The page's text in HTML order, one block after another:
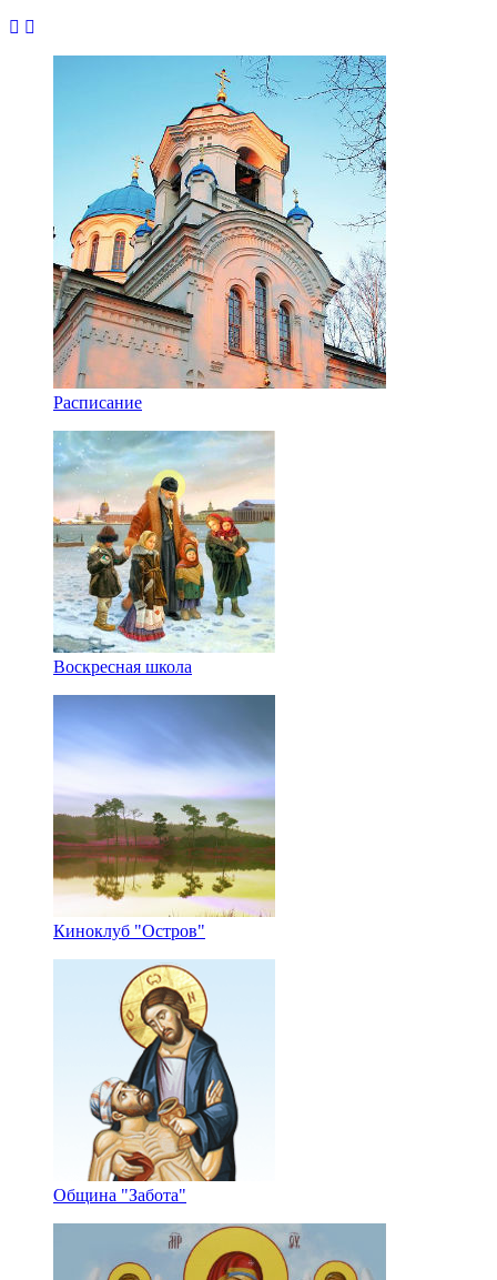
Расписание
Воскресная школа
Киноклуб "Остров"
Община "Забота"